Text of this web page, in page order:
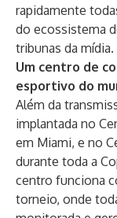
rapidamente
do ecossistema
tribunas da mídia.
Um centro de
esportivo do
Além da
implantada no
em Miami, e no
durante toda a
centro funciona
torneio, onde